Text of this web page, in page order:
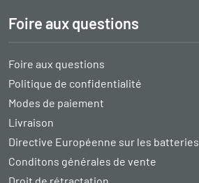
Foire aux questions
Foire aux questions
Politique de confidentialité
Modes de paiement
Livraison
Directive Européenne sur les batteries
Conditons générales de vente